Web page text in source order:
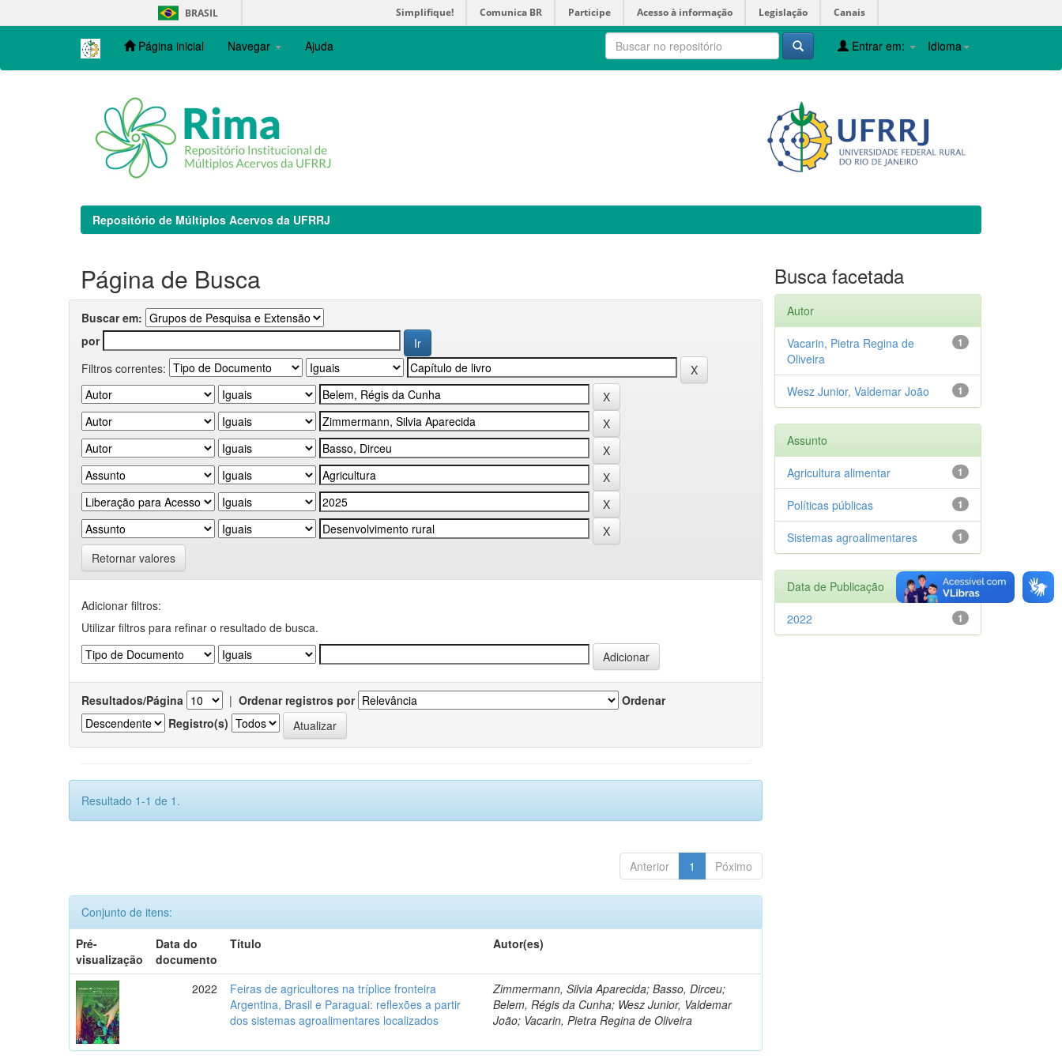
navigation
BRASIL Simplifique! Comunica BR Participe Acesso à informação Legislação Canais
Página inicial Navegar Ajuda Idioma
Entrar em:
Repositório de Múltiplos Acervos da UFRRJ
Página de Busca
Buscar em:
por
Filtros correntes:
Retornar valores
Adicionar filtros:
Utilizar filtros para refinar o resultado de busca.
Resultados/Página | Ordenar registros por
Ordenar
Registro(s)
Resultado 1-1 de 1.
Anterior 1 Póximo
Conjunto de itens:
Pré-
visualização
Data do
documento
Título Autor(es)
2022
Feiras de agricultores na tríplice fronteira
Argentina, Brasil e Paraguai: reflexões a partir
dos sistemas agroalimentares localizados
Zimmermann, Silvia Aparecida; Basso, Dirceu;
Belem, Régis da Cunha; Wesz Junior, Valdemar
João; Vacarin, Pietra Regina de Oliveira
Busca facetada
Autor
1
Vacarin, Pietra Regina de
Oliveira
1
Wesz Junior, Valdemar João
Assunto
1
Agricultura alimentar
1
Políticas públicas
1
Sistemas agroalimentares
Data de Publicação
1
2022